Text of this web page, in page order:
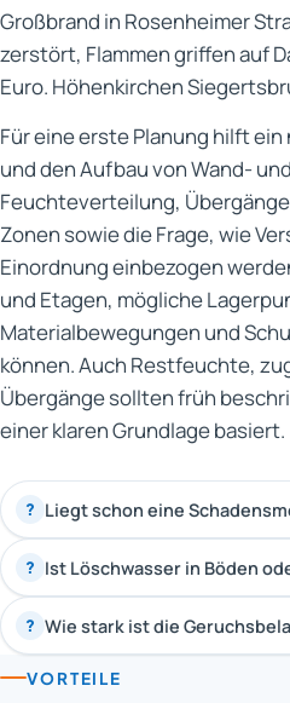
Großbrand in Rosenheimer
zerstört, Flammen griffen auf
Euro. Höhenkirchen
Für eine erste Planung hilft
und den Aufbau von Wand-
Feuchteverteilung,
Zonen sowie die Frage, wie
Einordnung einbezogen
und Etagen, mögliche
Materialbewegungen und
können. Auch Restfeuchte,
Übergänge sollten früh
einer klaren Grundlage basiert.
? Liegt schon eine
? Ist Löschwasser in Böden
? Wie stark ist die
VORTEILE